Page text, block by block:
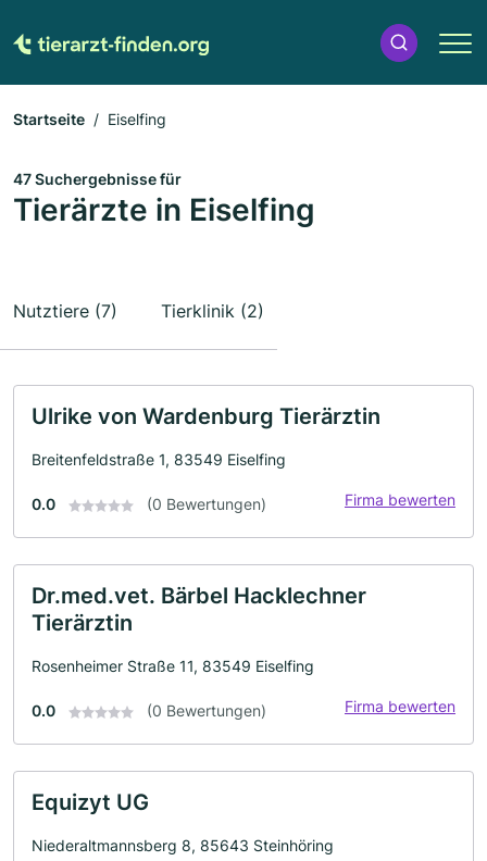
Startseite Eiselfing
47 Suchergebnisse für
Tierärzte in Eiselfing
Nutztiere (7) Tierklinik (2)
Ulrike von Wardenburg Tierärztin
Breitenfeldstraße 1, 83549 Eiselfing
0.0 (0 Bewertungen) Firma bewerten
Dr.med.vet. Bärbel Hacklechner
Tierärztin
Rosenheimer Straße 11, 83549 Eiselfing
0.0 (0 Bewertungen) Firma bewerten
Equizyt UG
Niederaltmannsberg 8, 85643 Steinhöring